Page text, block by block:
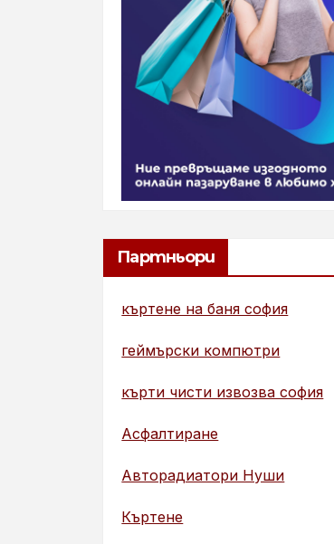
Партньори
къртене на баня софия
геймърски компютри
кърти чисти извозва софия
Асфалтиране
Авторадиатори Нуши
Къртене